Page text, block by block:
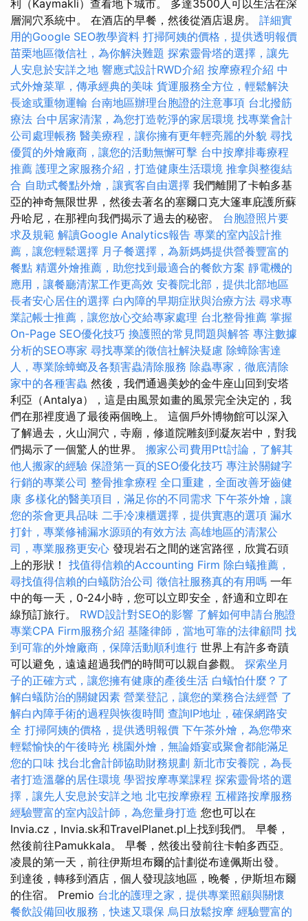
利（Kaymakli）查看地下城市。 多達3500人可以生活在深
層洞穴系統中。 在酒店的早餐，然後從酒店退房。 詳細實
用的Google SEO教學資料 打掃阿姨的價格，提供透明報價
苗栗地區徵信社，為你解決難題 探索靈骨塔的選擇，讓先
人安息於安詳之地 響應式設計RWD介紹 按摩療程介紹 中
式外燴菜單，傳承經典的美味 貨運服務全方位，輕鬆解決
長途或重物運輸 台南地區辦理台胞證的注意事項 台北撥筋
療法 台中居家清潔，為您打造乾淨的家居環境 找專業會計
公司處理帳務 醫美療程，讓你擁有更年輕亮麗的外貌 尋找
優質的外燴廠商，讓您的活動無懈可擊 台中按摩排毒療程
推薦 護理之家服務介紹，打造健康生活環境 推拿與整復結
合 自助式餐點外燴，讓賓客自由選擇 我們離開了卡帕多基
亞的神奇無限世界，然後去著名的塞爾口克大篷車庇護所蘇
丹哈尼，在那裡向我們揭示了過去的秘密。 台胞證照片要
求及規範 解讀Google Analytics報告 專業的室內設計推
薦，讓您輕鬆選擇 月子餐選擇，為新媽媽提供營養豐富的
餐點 精選外燴推薦，助您找到最適合的餐飲方案 靜電機的
應用，讓餐廳清潔工作更高效 安養院北部，提供北部地區
長者安心居住的選擇 白內障的早期症狀與治療方法 尋求專
業記帳士推薦，讓您放心交給專家處理 台北整骨推薦 掌握
On-Page SEO優化技巧 換護照的常見問題與解答 專注數據
分析的SEO專家 尋找專業的徵信社解決疑慮 除蟑除害達
人，專業除蟑螂及各類害蟲清除服務 除蟲專家，徹底清除
家中的各種害蟲 然後，我們通過美妙的金牛座山回到安塔
利亞（Antalya），這是由風景如畫的風景完全決定的，我
們在那裡度過了最後兩個晚上。 這個戶外博物館可以深入
了解過去，火山洞穴，寺廟，修道院雕刻到凝灰岩中，對我
們揭示了一個驚人的世界。 搬家公司費用Ptt討論，了解其
他人搬家的經驗 保證第一頁的SEO優化技巧 專注於關鍵字
行銷的專業公司 整骨推拿療程 全口重建，全面改善牙齒健
康 多樣化的醫美項目，滿足你的不同需求 下午茶外燴，讓
您的茶會更具品味 二手冷凍櫃選擇，提供實惠的選項 漏水
打針，專業修補漏水源頭的有效方法 高雄地區的清潔公
司，專業服務更安心 發現岩石之間的迷宮路徑，欣賞石頭
上的形狀！ 找值得信賴的Accounting Firm 除白蟻推薦，
尋找值得信賴的白蟻防治公司 徵信社服務真的有用嗎 一年
中的每一天，0-24小時，您可以立即安全，舒適和立即在
線預訂旅行。 RWD設計對SEO的影響 了解如何申請台胞證
專業CPA Firm服務介紹 基隆律師，當地可靠的法律顧問 找
到可靠的外燴廠商，保障活動順利進行 世界上有許多奇蹟
可以避免，遠遠超過我們的時間可以親自參觀。 探索坐月
子的正確方式，讓您擁有健康的產後生活 白蟻怕什麼？了
解白蟻防治的關鍵因素 營業登記，讓您的業務合法經營 了
解白內障手術的過程與恢復時間 查詢IP地址，確保網路安
全 打掃阿姨的價格，提供透明報價 下午茶外燴，為您帶來
輕鬆愉快的午後時光 桃園外燴，無論婚宴或聚會都能滿足
您的口味 找台北會計師協助財務規劃 新北市安養院，為長
者打造溫馨的居住環境 學習按摩專業課程 探索靈骨塔的選
擇，讓先人安息於安詳之地 北屯按摩療程 五權路按摩服務
經驗豐富的室內設計師，為您量身打造 您也可以在
Invia.cz，Invia.sk和TravelPlanet.pl上找到我們。 早餐，
然後前往Pamukkala。 早餐，然後出發前往卡帕多西亞。
凌晨的第一天，前往伊斯坦布爾的計劃從布達佩斯出發。
到達後，轉移到酒店，個人發現該地區，晚餐，伊斯坦布爾
的住宿。 Premio 台北的護理之家，提供專業照顧與關懷
餐飲設備回收服務，快速又環保 烏日放鬆按摩 經驗豐富的